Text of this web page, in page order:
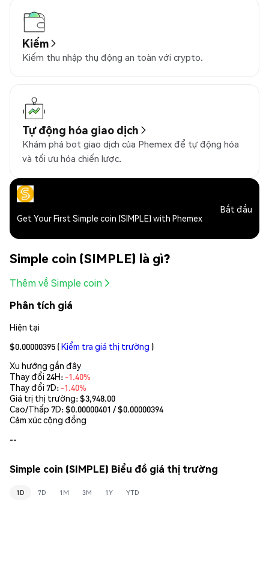
Kiếm
Kiếm thu nhập thụ động an toàn với crypto.
Tự động hóa giao dịch
Khám phá bot giao dịch của Phemex để tự động hóa
và tối ưu hóa chiến lược.
Get Your First Simple coin (SIMPLE) with Phemex
Bắt đầu
Simple coin (SIMPLE) là gì?
Thêm về Simple coin
Phân tích giá
Hiện tại
$0.00000395 (Kiểm tra giá thị trường )
Xu hướng gần đây
Thay đổi 24H: -1.40%
Thay đổi 7D: -1.40%
Giá trị thị trường:$3,948.00
Cao/Thấp 7D: $0.00000401 / $0.00000394
Cảm xúc cộng đồng
--
Simple coin (SIMPLE) Biểu đồ giá thị trường
1D 7D 1M 3M 1Y YTD